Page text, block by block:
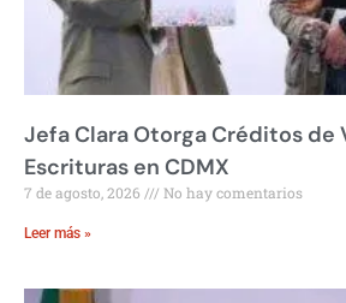
Jefa Clara Otorga Créditos de
Escrituras en CDMX
7 de agosto, 2026 No hay comentarios
Leer más »